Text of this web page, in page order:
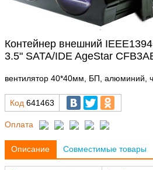
Контейнер внешний
3.5" SATA/IDE AgeStar
вентилятор 40*40мм, БП, алюминий,
Код 641463
Оплата
Описание Совместимые товары